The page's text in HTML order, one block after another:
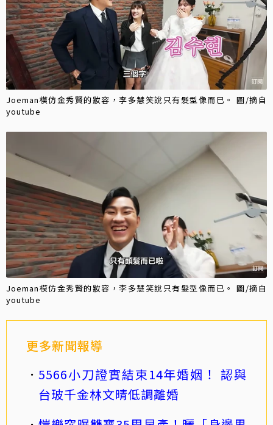
Joeman模仿金秀賢的妝容，李多慧笑說只有髮型像而已。 圖/摘自
youtube
Joeman模仿金秀賢的妝容，李多慧笑說只有髮型像而已。 圖/摘自
youtube
更多新聞報導
5566小刀證實結束14年婚姻！ 認與
台玻千金林文晴低調離婚